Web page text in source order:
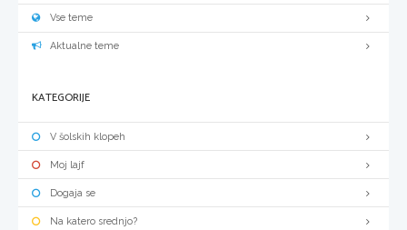
Vse teme
Aktualne teme
KATEGORIJE
V šolskih klopeh
Moj lajf
Dogaja se
Na katero srednjo?